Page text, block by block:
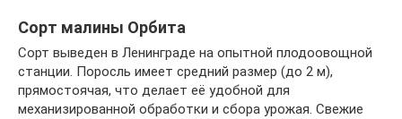
Сорт малины Орбита
Сорт выведен в Ленинграде на опытной плодоовощной
станции. Поросль имеет средний размер (до 2 м),
прямостоячая, что делает её удобной для
механизированной обработки и сбора урожая. Свежие